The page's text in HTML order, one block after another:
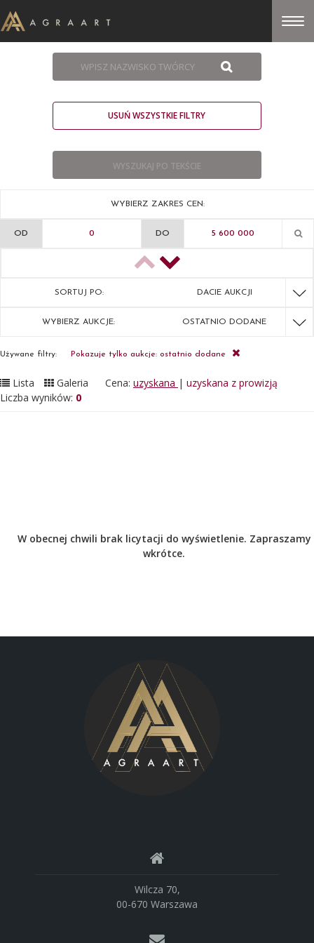
USUŃ WSZYSTKIE FILTRY
WYBIERZ ZAKRES CEN:
OD DO
SORTUJ PO: DACIE AUKCJI
WYBIERZ AUKCJE: OSTATNIO DODANE
Używane filtry: Pokazuje tylko aukcje: ostatnio dodane
Lista Galeria Cena: uzyskana | uzyskana z prowizją
Liczba wyników: 0
W obecnej chwili brak licytacji do wyświetlenie. Zapraszamy
wkrótce.
Wilcza 70,
00-670 Warszawa